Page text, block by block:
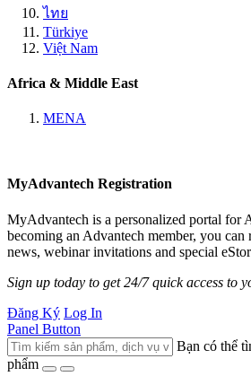
ไทย
Türkiye
Việt Nam
Africa & Middle East
MENA
MyAdvantech Registration
MyAdvantech is a personalized portal for
becoming an Advantech member, you can
news, webinar invitations and special
Sign up today to get 24/7 quick access to
Đăng Ký Log In
Panel Button
Bạn có thể
phẩm